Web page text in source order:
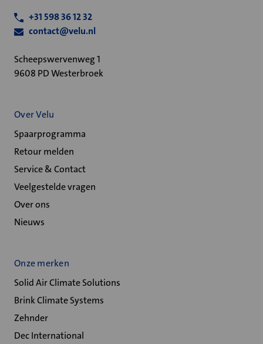
+31 598 36 12 32
contact@velu.nl
Scheepswervenweg 1
9608 PD Westerbroek
Over Velu
Spaarprogramma
Retour melden
Service & Contact
Veelgestelde vragen
Over ons
Nieuws
Onze merken
Solid Air Climate Solutions
Brink Climate Systems
Zehnder
Dec International